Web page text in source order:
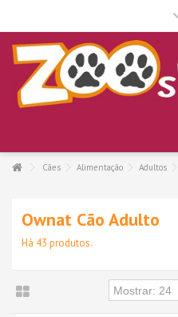
Cães Alimentação Adultos
Ownat Cão Adulto
Há 43 produtos.